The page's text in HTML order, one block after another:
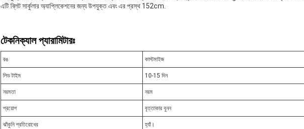
এটি ব্লিট সার্কুলার অ্যাপ্লিকেশনের জন্য উপযুক্ত এবং এর প্রস্থ 152cm.
টেকনিক্যাল প্যারামিটারঃ
রঙ কাস্টমাইজ
লিড টাইম 10-15 দিন
নরমতা নরম
প্রয়োগ বৃত্তাকার বুনন
ঝাঁকুনি প্রতিরোধের হ্যাঁ।